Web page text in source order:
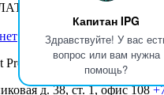
Капитан IPG
Здравствуйте! У вас
вопрос или вам нужна
помощь?
ПАРТНЕРОМ
Production Group (реквизиты
д. 38, ст. 1, офис 108